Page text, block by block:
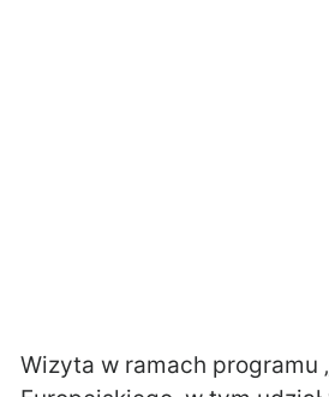
Wizyta w ramach programu